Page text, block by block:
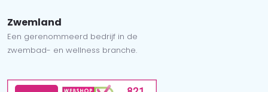
Zwemland
Een gerenommeerd bedrijf in de
zwembad- en wellness branche.